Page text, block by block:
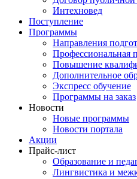
Интехновед
Поступление
Программы
Направления
Профессиональная
Повышение
Дополнительное
Экспресс обучение
Программы на заказ
Новости
Новые программы
Новости портала
Акции
Прайс-лист
Образование и
Лингвистика и